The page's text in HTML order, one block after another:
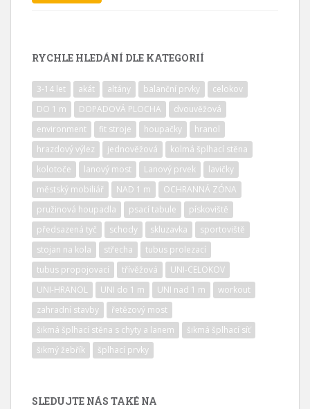
RYCHLE HLEDÁNÍ DLE KATEGORIÍ
3-14 let akát altány balanční prvky
celokov
DO 1 m
DOPADOVÁ PLOCHA
dvouvěžová
environment
fit stroje houpačky
hranol
hrazdový výlez
jednověžová
kolmá šplhací stěna
kolotoče
lanový most Lanový prvek
lavičky
městský mobiliář
NAD 1 m
OCHRANNÁ ZÓNA
pružinová houpadla
psací tabule
pískoviště
předsazená tyč
schody skluzavka
sportoviště
stojan na kola
střecha
tubus prolezací
tubus propojovací
třívěžová
UNI-CELOKOV
UNI-HRANOL
UNI do 1 m UNI nad 1 m
workout
zahradní stavby
řetězový most
šikmá šplhací stěna s chyty a lanem
šikmá šplhací síť
šikmý žebřík
šplhací prvky
SLEDUJTE NÁS TAKÉ NA